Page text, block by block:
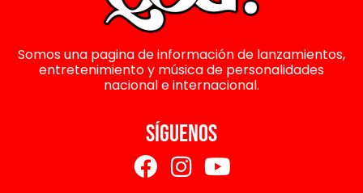
Somos una pagina de información de lanzamientos,
entretenimiento y música de personalidades
nacional e internacional.
SÍGUENOS